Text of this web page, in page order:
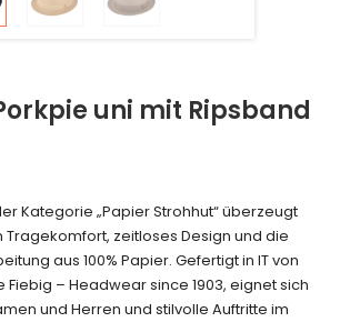
uni mit Ripsband
Kategorie „Papier Strohhut“ überzeugt
zeitloses Design und die
aus 100% Papier. Gefertigt in IT von
– Headwear since 1903, eignet sich
und Herren und stilvolle Auftritte im